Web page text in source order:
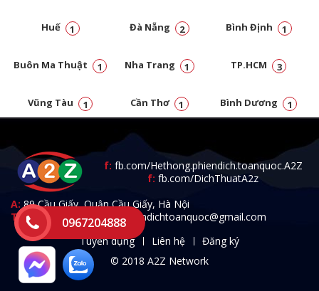
Huế 1 Đà Nẵng 2 Bình Định 1
Buôn Ma Thuật 1 Nha Trang 1 TP.HCM 3
Vũng Tàu 1 Cần Thơ 1 Bình Dương 1
f: fb.com/Hethong.phiendich.toanquoc.A2Z
f: fb.com/DichThuatA2z
A:89 Cầu Giấy, Quận Cầu Giấy, Hà Nội
T:0967.204.888 -E: a2zphiendichtoanquoc@gmail.com
Tuyển dụng
Liên hệ
Đăng ký
© 2018 A2Z Network
0967204888